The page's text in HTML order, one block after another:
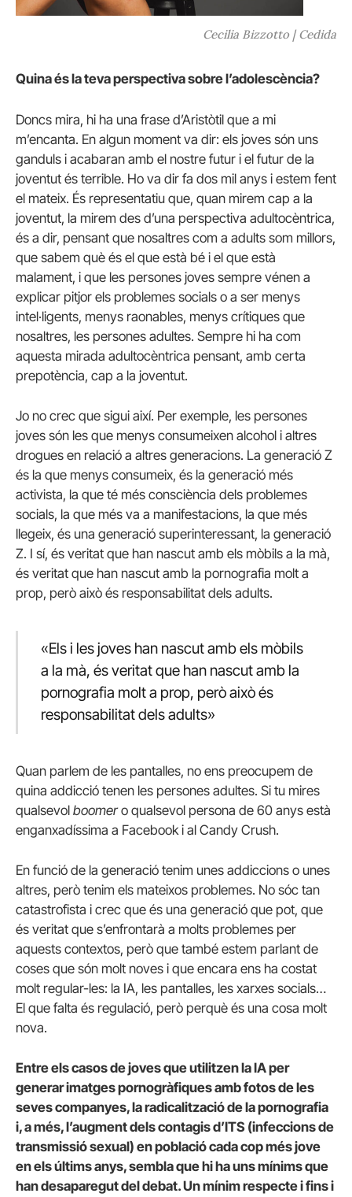
Cecilia Bizzotto | Cedida
Quina és la teva perspectiva sobre l’adolescència?
Doncs mira, hi ha una frase d’Aristòtil que a mi
m’encanta. En algun moment va dir: els joves són uns
ganduls i acabaran amb el nostre futur i el futur de la
joventut és terrible. Ho va dir fa dos mil anys i estem fent
el mateix. És representatiu que, quan mirem cap a la
joventut, la mirem des d’una perspectiva adultocèntrica,
és a dir, pensant que nosaltres com a adults som millors,
que sabem què és el que està bé i el que està
malament, i que les persones joves sempre vénen a
explicar pitjor els problemes socials o a ser menys
intel·ligents, menys raonables, menys crítiques que
nosaltres, les persones adultes. Sempre hi ha com
aquesta mirada adultocèntrica pensant, amb certa
prepotència, cap a la joventut.
Jo no crec que sigui així. Per exemple, les persones
joves són les que menys consumeixen alcohol i altres
drogues en relació a altres generacions. La generació Z
és la que menys consumeix, és la generació més
activista, la que té més consciència dels problemes
socials, la que més va a manifestacions, la que més
llegeix, és una generació superinteressant, la generació
Z. I sí, és veritat que han nascut amb els mòbils a la mà,
és veritat que han nascut amb la pornografia molt a
prop, però això és responsabilitat dels adults.
«Els i les joves han nascut amb els mòbils
a la mà, és veritat que han nascut amb la
pornografia molt a prop, però això és
responsabilitat dels adults»
Quan parlem de les pantalles, no ens preocupem de
quina addicció tenen les persones adultes. Si tu mires
qualsevol boomero qualsevol persona de 60 anys està
enganxadíssima a Facebook i al Candy Crush.
En funció de la generació tenim unes addiccions o unes
altres, però tenim els mateixos problemes. No sóc tan
catastrofista i crec que és una generació que pot, que
és veritat que s’enfrontarà a molts problemes per
aquests contextos, però que també estem parlant de
coses que són molt noves i que encara ens ha costat
molt regular-les: la IA, les pantalles, les xarxes socials…
El que falta és regulació, però perquè és una cosa molt
nova.
Entre els casos de joves que utilitzen la IA per
generar imatges pornogràfiques amb fotos de les
seves companyes, la radicalització de la pornografia
i, a més, l’augment dels contagis d’ITS (infeccions de
transmissió sexual) en població cada cop més jove
enels últims anys, sembla que hi ha uns mínims que
han desaparegut del debat. Un mínim respecte i fins i